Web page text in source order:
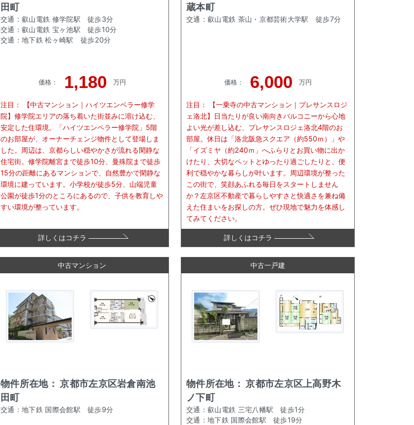
田町
交通： 叡山電鉄 修学院駅 徒歩3分
交通： 叡山電鉄 宝ヶ池駅 徒歩10分
交通： 地下鉄 松ヶ崎駅 徒歩20分
価格： 1,180 万円
注目：
【中古マンション｜ハイツエンペラー修学
院】修学院エリアの落ち着いた街並みに溶け込む、
安定した住環境。「ハイツエンペラー修学院」5階
のお部屋が、オーナーチェンジ物件として登場しま
した。周辺は、京都らしい穏やかさが流れる閑静な
住宅街。修学院離宮まで徒歩10分、曼殊院まで徒歩
15分の距離にあるマンションで、自然豊かで閑静な
環境に建っています。小学校が徒歩5分、山端児童
公園が徒歩1分のところにあるので、子供を教育しや
すい環境が整っています。
詳しくはコチラ
蔵本町
交通： 叡山電鉄 茶山・京都芸術大学駅 徒歩7分
価格： 6,000 万円
注目：
【一乗寺の中古マンション｜プレサンスロジ
ェ洛北】日当たりが良い南向きバルコニーから心地
よい光が差し込む、プレサンスロジェ洛北4階のお
部屋。休日は「洛北阪急スクエア（約550ｍ）」や
「イズミヤ（約240ｍ」へふらりとお買い物に出か
けたり、大切なペットとゆったり過ごしたりと、便
利で穏やかな暮らしが叶います。周辺環境が整った
この街で、笑顔あふれる毎日をスタートしません
か？左京区不動産で暮らしやすさと快適さを兼ね備
えた住まいをお探しの方。ぜひ現地で魅力を体感し
てみてください。
詳しくはコチラ
中古マンション
物件所在地：京都市左京区岩倉南池
田町
交通： 地下鉄 国際会館駅 徒歩9分
中古一戸建
物件所在地：京都市左京区上高野木
ノ下町
交通： 叡山電鉄 三宅八幡駅 徒歩1分
交通： 地下鉄 国際会館駅 徒歩19分